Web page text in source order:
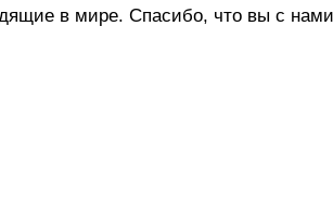
в мире. Спасибо, что вы с